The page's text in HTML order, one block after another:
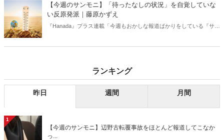
【今週のサンモニ】「待ったなしの状況」を自覚していな
い反原発派｜藤原かずえ
『Hanada』プラス連載「今週もおかしな報道ばかりをしている『サン
ランキング
昨日 週間 月間
1
【今週のサンモニ】辺野古転覆事故をほとんど報道してこなか
っ...